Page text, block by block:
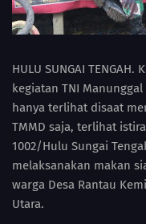
HULU SUNGAI
kegiatan TNI
hanya terlihat disaat
TMMD saja, terlihat
1002/Hulu Sungai
melaksanakan makan
warga Desa Rantau
Utara.